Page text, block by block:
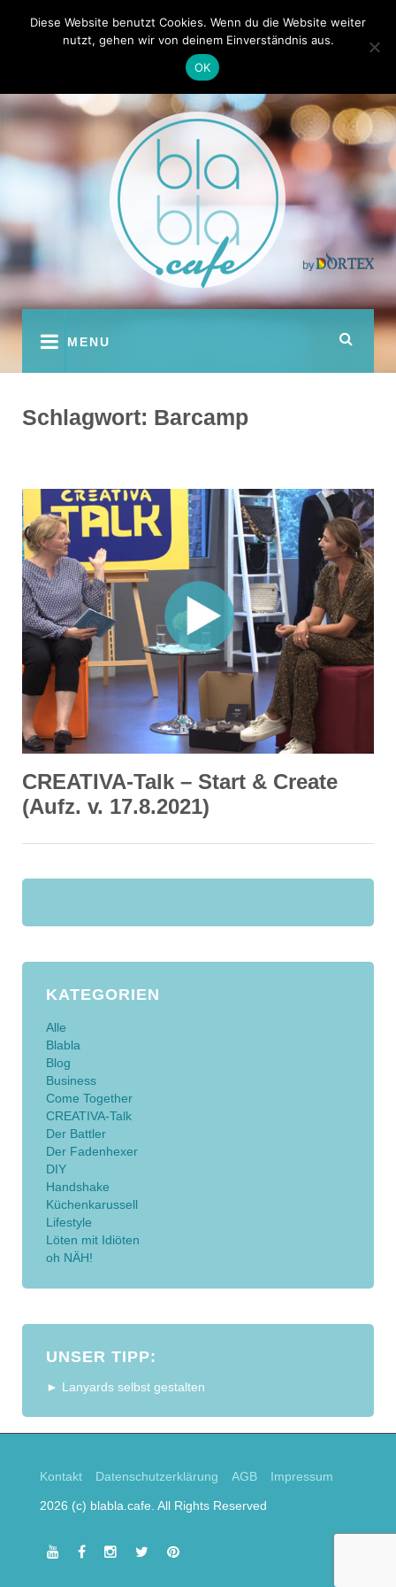
Kontakt Autoren
youtubefacebook
instagram
twitterpinterest
MENU
Schlagwort: Barcamp
CREATIVA-Talk – Start & Create
(Aufz. v. 17.8.2021)
KATEGORIEN
Alle
Blabla
Blog
Business
Come Together
CREATIVA-Talk
Der Battler
Der Fadenhexer
DIY
Handshake
Küchenkarussell
Lifestyle
Löten mit Idiöten
oh NÄH!
UNSER TIPP:
► Lanyards selbst gestalten
2026 (c) blabla.cafe. All Rights Reserved
Kontakt Datenschutzerklärung AGB Impressum
Diese Website benutzt Cookies. Wenn du die Website weiter
nutzt, gehen wir von deinem Einverständnis aus.
OK